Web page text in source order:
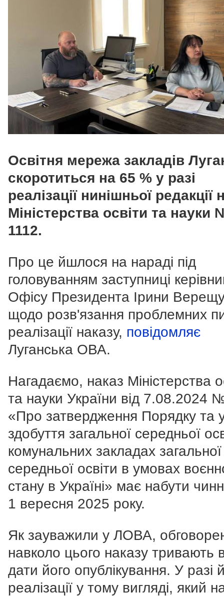
Освітня мережа закладів
скоротиться на 65 % у разі
реалізації нинішньої редакції
Міністерства освіти та науки
1112.
Про це йшлося на нараді під
головуванням заступниці
Офісу Президента Ірини
щодо розв'язання проблемних
реалізації наказу, повідомляє
Луганська ОВА.
Нагадаємо, наказ Міністерства
та науки України від 7.08.2024
«Про затвердження Порядку та
здобуття загальної середньої
комунальних закладах загальної
середньої освіти в умовах
стану в Україні» має набути
1 вересня 2025 року.
Як зауважили у ЛОВА,
навколо цього наказу тривають
дати його опублікування. У разі
реалізації у тому вигляді, який